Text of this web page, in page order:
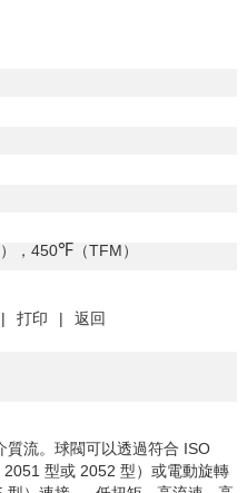
）， 450℉（TFM）
| 打印 | 返回
質流。球閥可以透過符合 ISO
2051 型或2052 型）或電動旋轉